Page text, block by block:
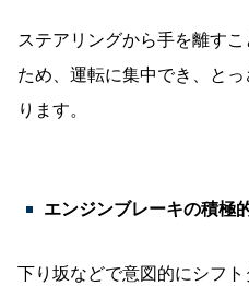
ステアリングから手を離す
ため、運転に集中でき、と
ります。
エンジンブレーキの積極
下り坂などで意図的にシフ